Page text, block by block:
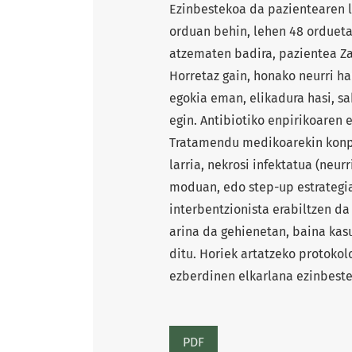
Ezinbestekoa da
orduan behin, lehen 48
atzematen badira, pazientea
Horretaz gain, honako neurri
egokia eman, elikadura hasi,
egin. Antibiotiko enpirikoaren
Tratamendu medikoarekin
larria, nekrosi infektatua
moduan, edo step-up
interbentzionista erabiltzen da
arina da gehienetan, baina
ditu. Horiek artatzeko
ezberdinen elkarlana
PDF